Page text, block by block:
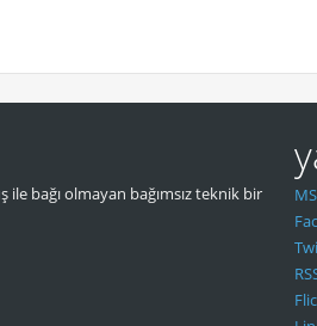
bağı olmayan bağımsız teknik bir